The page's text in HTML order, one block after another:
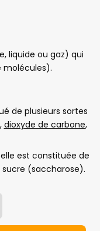
liquide ou gaz) qui
molécules).
de plusieurs sortes
dioxyde de carbone,
est constituée de
(saccharose).